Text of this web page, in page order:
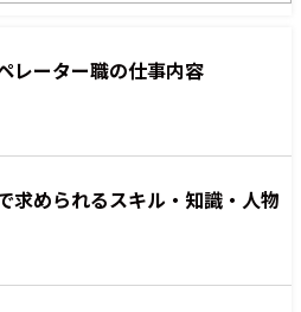
レーター職の仕事内容
求められるスキル・知識・人物